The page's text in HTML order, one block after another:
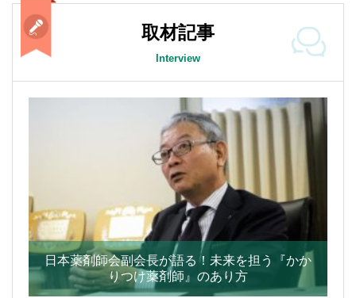
取材記事
Interview
日本薬剤師会副会長が語る！未来を担う『かか
りつけ薬剤師』のあり方